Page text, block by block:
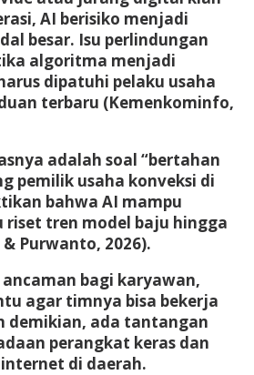
AI berisiko menjadi
besar. Isu perlindungan
algoritma menjadi
dipatuhi pelaku usaha
terbaru (Kemenkominfo,
adalah soal “bertahan
pemilik usaha konveksi di
bahwa AI mampu
riset tren model baju hingga
Purwanto, 2026).
ancaman bagi karyawan,
agar timnya bisa bekerja
demikian, ada tantangan
perangkat keras dan
di daerah.